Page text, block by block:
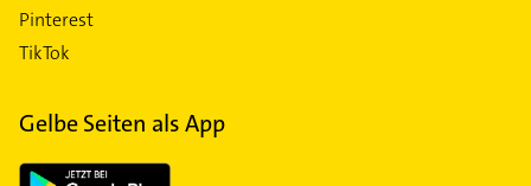
Pinterest
TikTok
Gelbe Seiten als App